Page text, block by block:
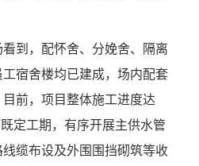
到，配怀舍、分娩舍、隔离
宿舍楼均已建成，场内配套
前，项目整体施工进度达
定工期，有序开展主供水管
缆布设及外围围挡砌筑等收